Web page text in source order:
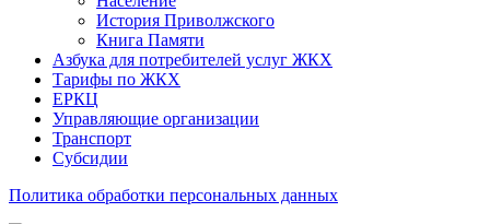
История Приволжского
Книга Памяти
Азбука для потребителей услуг ЖКХ
Тарифы по ЖКХ
ЕРКЦ
Управляющие организации
Транспорт
Субсидии
Политика обработки персональных данных